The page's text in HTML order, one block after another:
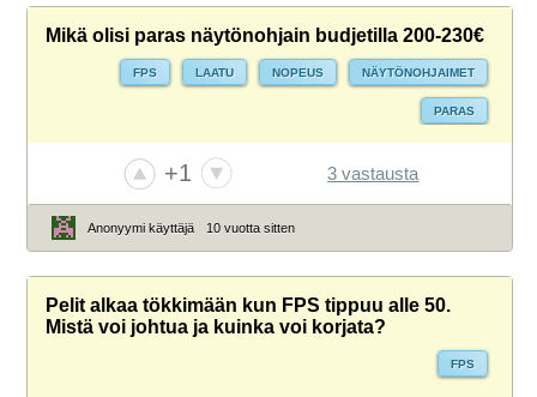
Mikä olisi paras näytönohjain budjetilla 200-230€
FPS LAATU NOPEUS NÄYTÖNOHJAIMET
PARAS
+1 3 vastausta
Anonyymi käyttäjä 10 vuotta sitten
Pelit alkaa tökkimään kun FPS tippuu alle 50.
Mistä voi johtua ja kuinka voi korjata?
FPS